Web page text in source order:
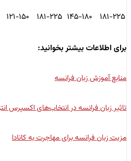
۱۸۱-۲۲۵
۱۴۵-۱۸۰ ۱۸۱-۲۲۵ ۱۲۱-۱۵۰
برای اطلاعات بیشتر بخوانید:
منابع آموزش زبان فرانسه
تاثیر زبان فرانسه در انتخاب‌های اکسپرس
مزیت زبان فرانسه برای مهاجرت به کانادا